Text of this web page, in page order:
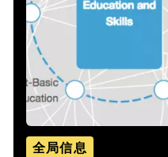
全局信息